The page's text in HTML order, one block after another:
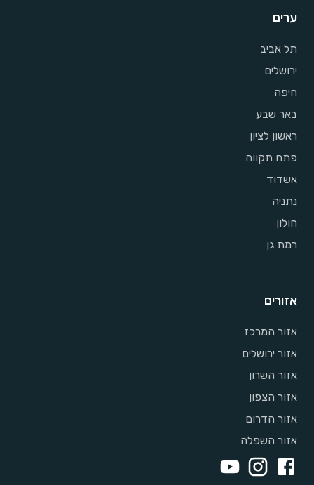
ערים
תל אביב
ירושלים
חיפה
באר שבע
ראשון לציון
פתח תקווה
אשדוד
נתניה
חולון
רמת גן
אזורים
אזור המרכז
אזור ירושלים
אזור השרון
אזור הצפון
אזור הדרום
אזור השפלה